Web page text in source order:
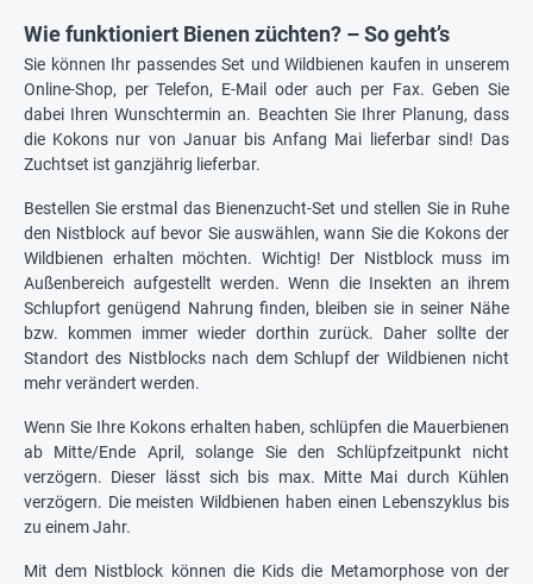
Wie funktioniert Bienen züchten? – So geht’s
Sie können Ihr passendes Set und Wildbienen kaufen in unserem
Online-Shop, per Telefon, E-Mail oder auch per Fax. Geben Sie
dabei Ihren Wunschtermin an. Beachten Sie Ihrer Planung, dass
die Kokons nur von Januar bis Anfang Mai lieferbar sind! Das
Zuchtset ist ganzjährig lieferbar.
Bestellen Sie erstmal das Bienenzucht-Set und stellen Sie in Ruhe
den Nistblock auf bevor Sie auswählen, wann Sie die Kokons der
Wildbienen erhalten möchten. Wichtig! Der Nistblock muss im
Außenbereich aufgestellt werden. Wenn die Insekten an ihrem
Schlupfort genügend Nahrung finden, bleiben sie in seiner Nähe
bzw. kommen immer wieder dorthin zurück. Daher sollte der
Standort des Nistblocks nach dem Schlupf der Wildbienen nicht
mehr verändert werden.
Wenn Sie Ihre Kokons erhalten haben, schlüpfen die Mauerbienen
ab Mitte/Ende April, solange Sie den Schlüpfzeitpunkt nicht
verzögern. Dieser lässt sich bis max. Mitte Mai durch Kühlen
verzögern. Die meisten Wildbienen haben einen Lebenszyklus bis
zu einem Jahr.
Mit dem Nistblock können die Kids die Metamorphose von der